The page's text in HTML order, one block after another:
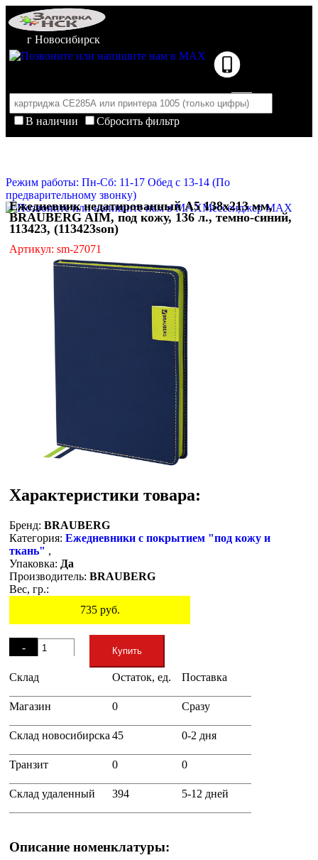
г Новосибирск
В наличии
Сбросить фильтр
Корзина пуста
Режим работы: Пн-Сб: 11-17 Обед с 13-14 (По
предварительному звонку)
Мессенджер MAX
Ежедневник недатированный А5 138х213 мм,
BRAUBERG AIM, под кожу, 136 л., темно-синий,
113423, (113423son)
Артикул: sm-27071
Характеристики товара:
Бренд: BRAUBERG
Категория: Ежедневники с покрытием "под кожу и
ткань" ,
Упаковка: Да
Производитель: BRAUBERG
Вес, гр.:
735руб.
-
+
Купить
Склад Остаток, ед. Поставка
Магазин 0 Сразу
Склад новосибирска 45 0-2 дня
Транзит 0 0
Склад удаленный 394 5-12 дней
Описание номенклатуры: